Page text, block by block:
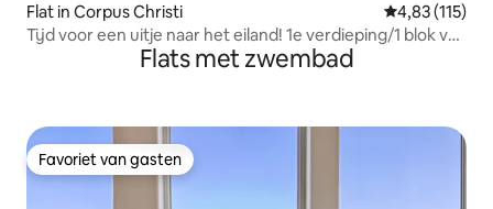
Flat in Corpus Christi Gemiddelde
4,83 (115)
Tijd voor een uitje naar het eiland! 1e verdieping/1 blok van
Flats met zwembad
Favoriet van gasten
Favoriet van gasten